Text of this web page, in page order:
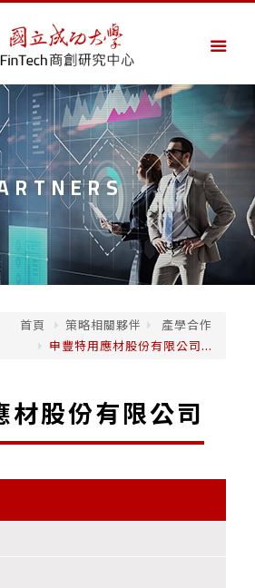
首頁 策略相關夥伴
產學合作
申豐特用應材股份有限公司...
材股份有限公司